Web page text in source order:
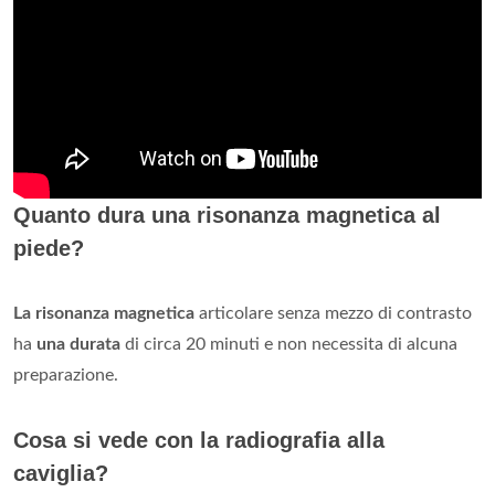
Quanto dura una risonanza magnetica al
piede?
La risonanza magnetica articolare senza mezzo di contrasto
ha una durata di circa 20 minuti e non necessita di alcuna
preparazione.
Cosa si vede con la radiografia alla
caviglia?